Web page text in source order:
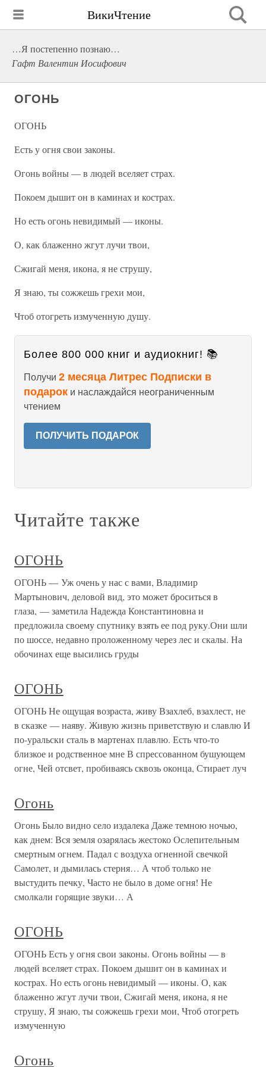
ВикиЧтение
…Я постепенно познаю…
Гафт Валентин Иосифович
ОГОНЬ
ОГОНЬ
Есть у огня свои законы.
Огонь войны — в людей вселяет страх.
Покоем дышит он в каминах и кострах.
Но есть огонь невидимый — иконы.
О, как блаженно жгут лучи твои,
Сжигай меня, икона, я не струшу,
Я знаю, ты сожжешь грехи мои,
Чтоб отогреть измученную душу.
Более 800 000 книг и аудиокниг! 📚
Получи 2 месяца Литрес Подписки в
подарок и наслаждайся неограниченным
чтением
ПОЛУЧИТЬ ПОДАРОК
Читайте также
ОГОНЬ
ОГОНЬ — Уж очень у нас с вами, Владимир
Мартынович, деловой вид, это может броситься в
глаза, — заметила Надежда Константиновна и
предложила своему спутнику взять ее под руку.Они шли
по шоссе, недавно проложенному через лес и скалы. На
обочинах еще высились груды
ОГОНЬ
ОГОНЬ Не ощущая возраста, живу Взахлеб, взахлест, не
в сказке — наяву. Живую жизнь приветствую и славлю И
по-уральски сталь в мартенах плавлю. Есть что-то
близкое и родственное мне В спрессованном бушующем
огне, Чей отсвет, пробиваясь сквозь оконца, Стирает луч
Огонь
Огонь Было видно село издалека Даже темною ночью,
как днем: Вся земля озарялась жестоко Ослепительным
смертным огнем. Падал с воздуха огненной свечкой
Самолет, и дымилась стерня… А чтоб только не
выстудить печку, Часто не было в доме огня! Не
смолкали горящие звуки… А
ОГОНЬ
ОГОНЬ Есть у огня свои законы. Огонь войны — в
людей вселяет страх. Покоем дышит он в каминах и
кострах. Но есть огонь невидимый — иконы. О, как
блаженно жгут лучи твои, Сжигай меня, икона, я не
струшу, Я знаю, ты сожжешь грехи мои, Чтоб отогреть
измученную
Огонь